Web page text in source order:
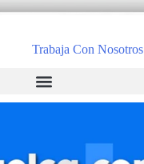
Trabaja Con Nosotros